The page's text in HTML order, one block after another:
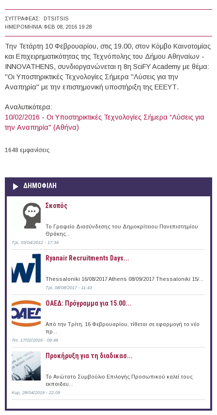
ΣΥΓΓΡΑΦΈΑΣ:
DTSITSIS
ΗΜΕΡΟΜΗΝΊΑ: ΦΕΒ 08, 2016 19:28
Την Τετάρτη 10 Φεβρουαρίου, στις 19.00, στον Κόμβο Καινοτομίας
και Επιχειρηματικότητας της Τεχνόπολης του Δήμου Αθηναίων -
INNOVATHENS, συνδιοργανώνεται η 8η SciFY Academy με θέμα:
"Οι Υποστηρικτικές Τεχνολογίες Σήμερα "Λύσεις για την
Αναπηρία" με την επιστημονική υποστήριξη της ΕΕΕΥΤ.
Αναλυτικότερα:
10/02/2016 - Οι Υποστηρικτικές Τεχνολογίες Σήμερα “Λύσεις για
την Αναπηρία" (Αθήνα)
1648 εμφανίσεις
ΔΗΜΟΦΙΛΗ
Σκοπός
Το Γραφείο Διασύνδεσης του Δημοκρίτειου Πανεπιστημίου
Θράκης...
Τρί, 03/04/2012 - 17:34
Ryanair Recruitments Days...
Thessaloniki 16/08/2017 Athens 08/09/2017 Thessaloniki 15/...
Τρί, 08/08/2017 - 11:43
ΟΑΕΔ: Πρόγραμμα για 15.00...
Από την Τρίτη, 16 Φεβρουαρίου, τίθεται σε εφαρμογή το νέο
πρ...
Τετ, 17/02/2016 - 09:48
Προκήρυξη για τη διαδικασ...
Το Ανώτατο Συμβούλιο Επιλογής Προσωπικού καλεί τους
εκπαιδευ...
Κυρ, 28/04/2019 - 22:09